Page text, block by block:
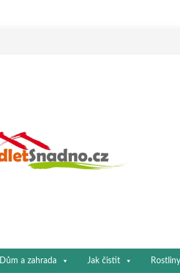
Dům a zahrada Jak čistit Rostliny